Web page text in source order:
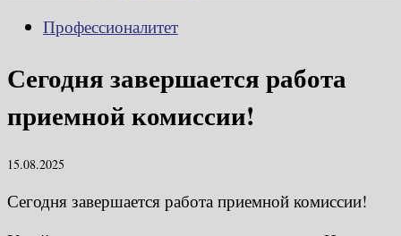
Профессионалитет
Сегодня завершается работа
приемной комиссии!
15.08.2025
Сегодня завершается работа приемной комиссии!